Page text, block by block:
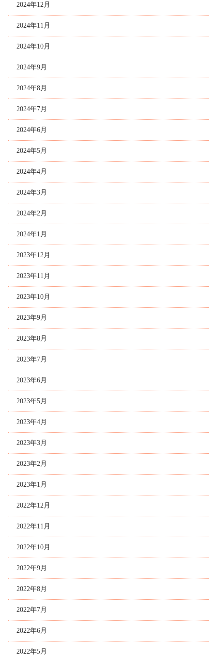
2024年12月
2024年11月
2024年10月
2024年9月
2024年8月
2024年7月
2024年6月
2024年5月
2024年4月
2024年3月
2024年2月
2024年1月
2023年12月
2023年11月
2023年10月
2023年9月
2023年8月
2023年7月
2023年6月
2023年5月
2023年4月
2023年3月
2023年2月
2023年1月
2022年12月
2022年11月
2022年10月
2022年9月
2022年8月
2022年7月
2022年6月
2022年5月